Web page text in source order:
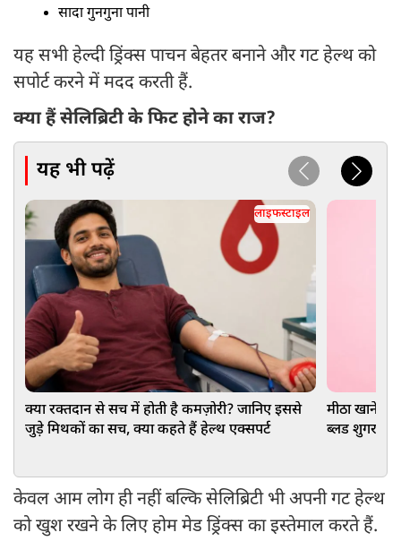
सादा गुनगुना पानी
यह सभी हेल्दी ड्रिंक्स पाचन बेहतर बनाने और गट हेल्थ को
सपोर्ट करने में मदद करती हैं.
क्या हैं सेलिब्रिटी के फिट होने का राज?
यह भी पढ़ें
लाइफस्टाइल
क्या रक्तदान से सच में होती है कमज़ोरी? जानिए इससे
जुड़े मिथकों का सच, क्या कहते हैं हेल्थ एक्सपर्ट
मीठा खाने
ब्लड शुगर और
केवल आम लोग ही नहीं बल्कि सेलिब्रिटी भी अपनी गट हेल्थ
को खुश रखने के लिए होम मेड ड्रिंक्स का इस्तेमाल करते हैं.